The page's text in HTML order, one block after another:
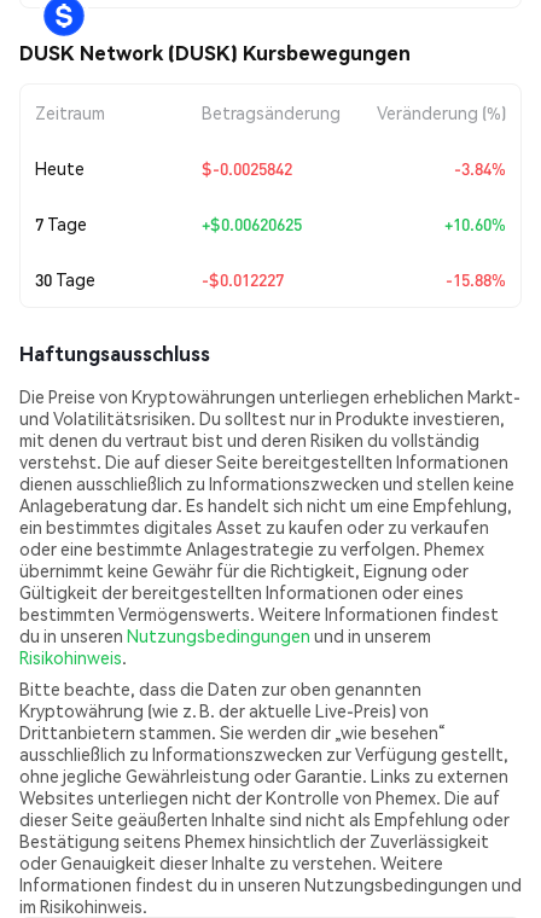
DUSK Network (DUSK) Kursbewegungen
Zeitraum Betragsänderung Veränderung (%)
Heute $-0.0025842 -3.84%
7 Tage +$0.00620625 +10.60%
30 Tage -$0.012227 -15.88%
Haftungsausschluss
Die Preise von Kryptowährungen unterliegen erheblichen Markt-
und Volatilitätsrisiken. Du solltest nur in Produkte investieren,
mit denen du vertraut bist und deren Risiken du vollständig
verstehst. Die auf dieser Seite bereitgestellten Informationen
dienen ausschließlich zu Informationszwecken und stellen keine
Anlageberatung dar. Es handelt sich nicht um eine Empfehlung,
ein bestimmtes digitales Asset zu kaufen oder zu verkaufen
oder eine bestimmte Anlagestrategie zu verfolgen. Phemex
übernimmt keine Gewähr für die Richtigkeit, Eignung oder
Gültigkeit der bereitgestellten Informationen oder eines
bestimmten Vermögenswerts. Weitere Informationen findest
du in unseren Nutzungsbedingungen und in unserem
Risikohinweis.
Bitte beachte, dass die Daten zur oben genannten
Kryptowährung (wie z. B. der aktuelle Live-Preis) von
Drittanbietern stammen. Sie werden dir „wie besehen“
ausschließlich zu Informationszwecken zur Verfügung gestellt,
ohne jegliche Gewährleistung oder Garantie. Links zu externen
Websites unterliegen nicht der Kontrolle von Phemex. Die auf
dieser Seite geäußerten Inhalte sind nicht als Empfehlung oder
Bestätigung seitens Phemex hinsichtlich der Zuverlässigkeit
oder Genauigkeit dieser Inhalte zu verstehen. Weitere
Informationen findest du in unseren Nutzungsbedingungen und
im Risikohinweis.